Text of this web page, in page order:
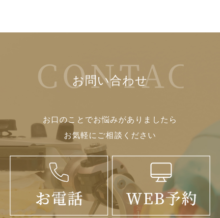
お問い合わせ
お口のことでお悩みがありましたら
お気軽にご相談ください